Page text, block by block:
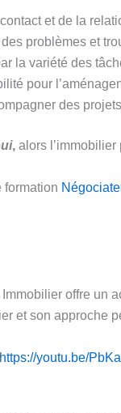
et de la
problèmes et
la variété des
pour
des
, alors
formation
offre un
et son approche
https://youtu.be/